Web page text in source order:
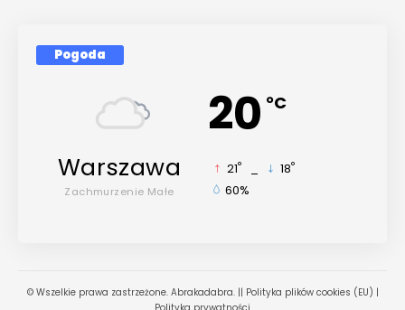
Pogoda
20 °C
Warszawa
Zachmurzenie Małe
21° 18°
60%
© Wszelkie prawa zastrzeżone. Abrakadabra. || Polityka plików cookies (EU) |